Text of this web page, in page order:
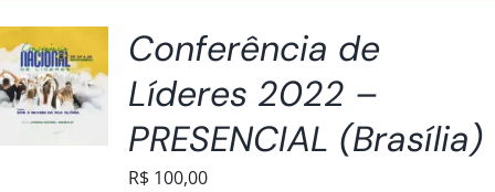
Conferência de
Líderes 2022 –
PRESENCIAL (Brasília)
R$ 100,00